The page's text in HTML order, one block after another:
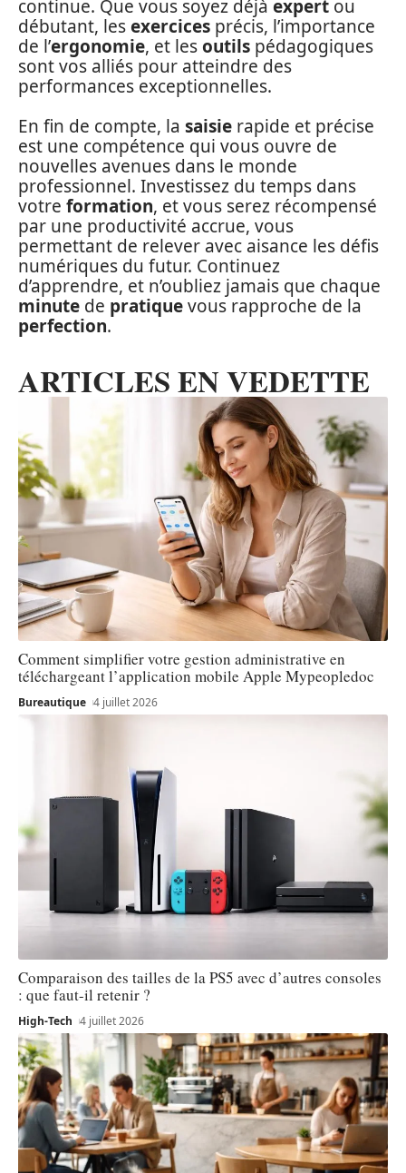
continue. Que vous soyez déjà expert ou
débutant, lesexercices précis, l’importance
de l’ergonomie, et lesoutils pédagogiques
sont vos alliés pour atteindre des
performances exceptionnelles.
En fin de compte, la saisie rapide et précise
est une compétence qui vous ouvre de
nouvelles avenues dans le monde
professionnel. Investissez du temps dans
votre formation, et vous serez récompensé
par une productivité accrue, vous
permettant de relever avec aisance les défis
numériques du futur. Continuez
d’apprendre, et n’oubliez jamais que chaque
minute de pratiquevous rapproche de la
perfection.
ARTICLES EN VEDETTE
Comment simplifier votre gestion administrative en
téléchargeant l’application mobile Apple Mypeopledoc
Bureautique 4 juillet 2026
Comparaison des tailles de la PS5 avec d’autres consoles
: que faut-il retenir ?
High-Tech 4 juillet 2026